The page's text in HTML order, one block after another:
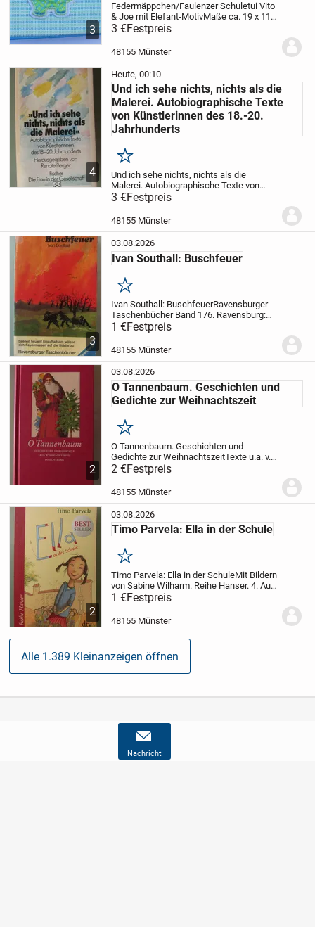
Nachricht
3
Federmäppchen/Faulenzer Schuletui Vito
& Joe mit Elefant-MotivMaße ca. 19 x 11,5
cm, bis zu ca. 7,5 cm dick, ohne
Fächerunterteilung.
Euro Versandkosten. Bei Versand kann
3 €Festpreis
48155 Münster
4
Heute, 00:10
Und ich sehe nichts, nichts als die
Malerei. Autobiographische Texte
von Künstlerinnen des 18.-20.
Jahrhunderts
Merken
Und ich sehe nichts, nichts als die
Malerei. Autobiographische Texte von
Künstlerinnen des 18.-20.
Jahrhunderts
Frankfurt am Main: Fischer Taschenbuch
3 €Festpreis
48155 Münster
3
03.08.2026
Ivan Southall: Buschfeuer
Merken
Ivan Southall: BuschfeuerRavensburger
Taschenbücher Band 176. Ravensburg:
Otto Maier Verlag, 1970. 166 S. In
Schutzfolie eingeschlagen, vorn zwei
kleine Stempel des Vorbesitzers (s. Foto).
ISBN...
1 €Festpreis
48155 Münster
2
03.08.2026
O Tannenbaum. Geschichten und
Gedichte zur Weihnachtszeit
Merken
O Tannenbaum. Geschichten und
Gedichte zur WeihnachtszeitTexte u.a. v.
Rilke, Hüsch, Walser, Morgenstern, Böll,
Lasker-Schüler (Inhaltsverzeichnis s.
Foto). Insel Taschenbuch 2972. Frankfurt
am Main,...
2 €Festpreis
48155 Münster
2
03.08.2026
Timo Parvela: Ella in der Schule
Merken
Timo Parvela: Ella in der SchuleMit Bildern
von Sabine Wilharm. Reihe Hanser. 4. Aufl.
München: Deutscher Taschenbuch
Verlag, 2011. 140 S. Altersangabe: ab 6
Jahre. ISBN 978-3-423-62456-5
1 €Festpreis
48155 Münster
Alle 1.389 Kleinanzeigen öffnen